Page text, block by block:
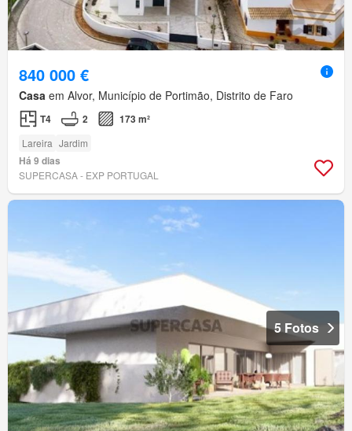
840 000 €
Casa em Alvor, Município de Portimão, Distrito de Faro
T4 2 173 m²
Lareira Jardim
Há 9 dias
SUPERCASA - EXP PORTUGAL
5 Fotos